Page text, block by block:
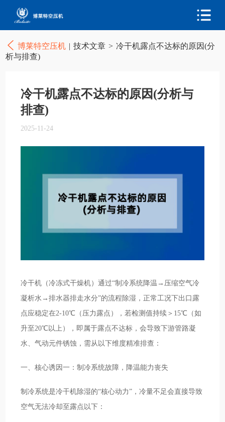
博莱特空压机 | 技术文章 > 冷干机露点不达标的原因(分
析与排查)
冷干机露点不达标的原因(分析与
排查)
2025-11-24
冷干机（冷冻式干燥机）通过“制冷系统降温→压缩空气冷
凝析水→排水器排走水分”的流程除湿，正常工况下出口露
点应稳定在2-10℃（压力露点），若检测值持续＞15℃（如
升至20℃以上），即属于露点不达标，会导致下游管路凝
水、气动元件锈蚀，需从以下维度精准排查：
一、核心诱因一：制冷系统故障，降温能力丧失
制冷系统是冷干机除湿的“核心动力”，冷量不足会直接导致
空气无法冷却至露点以下：